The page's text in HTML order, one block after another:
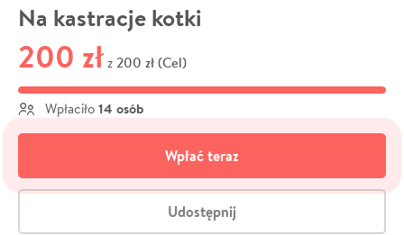
Na kastracje kotki
200 zł z 200 zł (Cel)
Wpłaciło 14 osób
Wpłać teraz
Udostępnij